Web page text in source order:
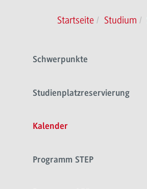
Startseite Studium
Schwerpunkte
Studienplatzreservierung
Kalender
Programm STEP